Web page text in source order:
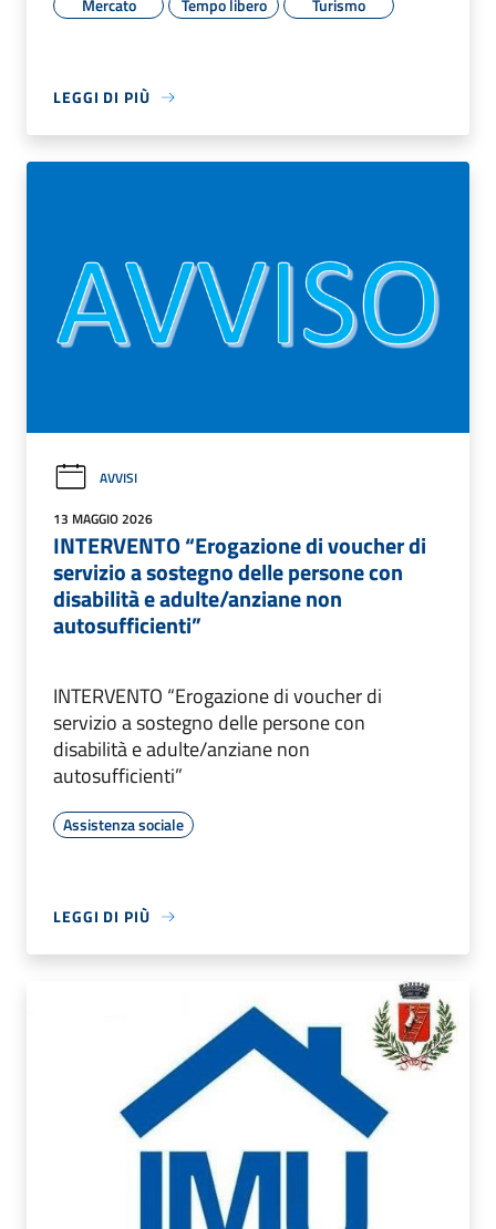
Mercato Tempo libero Turismo
LEGGI DI PIÙ
AVVISI
13 MAGGIO 2026
INTERVENTO “Erogazione di voucher di
servizio a sostegno delle persone con
disabilità e adulte/anziane non
autosufficienti”
INTERVENTO “Erogazione di voucher di
servizio a sostegno delle persone con
disabilità e adulte/anziane non
autosufficienti”
Assistenza sociale
LEGGI DI PIÙ